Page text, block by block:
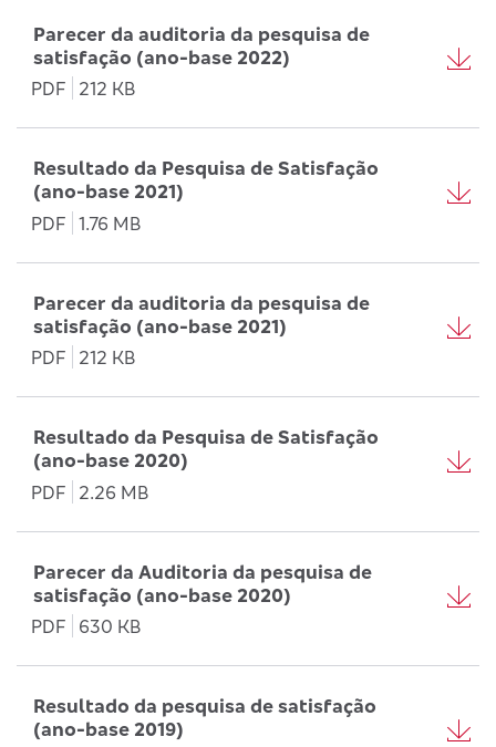
Parecer da auditoria da pesquisa de
satisfação (ano-base 2022)
PDF
212 KB
Resultado da Pesquisa de Satisfação
(ano-base 2021)
PDF 1.76 MB
Parecer da auditoria da pesquisa de
satisfação (ano-base 2021)
PDF
212 KB
Resultado da Pesquisa de Satisfação
(ano-base 2020)
PDF
2.26 MB
Parecer da Auditoria da pesquisa de
satisfação (ano-base 2020)
PDF
630 KB
Resultado da pesquisa de satisfação
(ano-base 2019)